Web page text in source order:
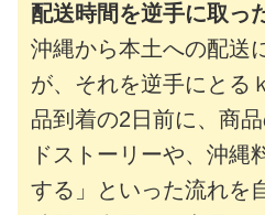
配送時間を逆手に取っ
沖縄から本土への配送
が、それを逆手にとる
品到着の2日前に、商
ドストーリーや、沖縄
する」といった流れを